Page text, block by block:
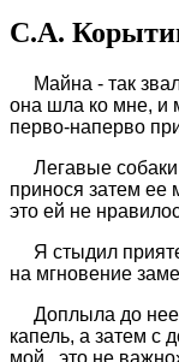
С.А.
Майна - так
она шла ко мне, и
перво-наперво
Легавые собаки
принося затем ее
это ей не
Я стыдил
на мгновение
Доплыла до нее,
капель, а затем с
мой, это не